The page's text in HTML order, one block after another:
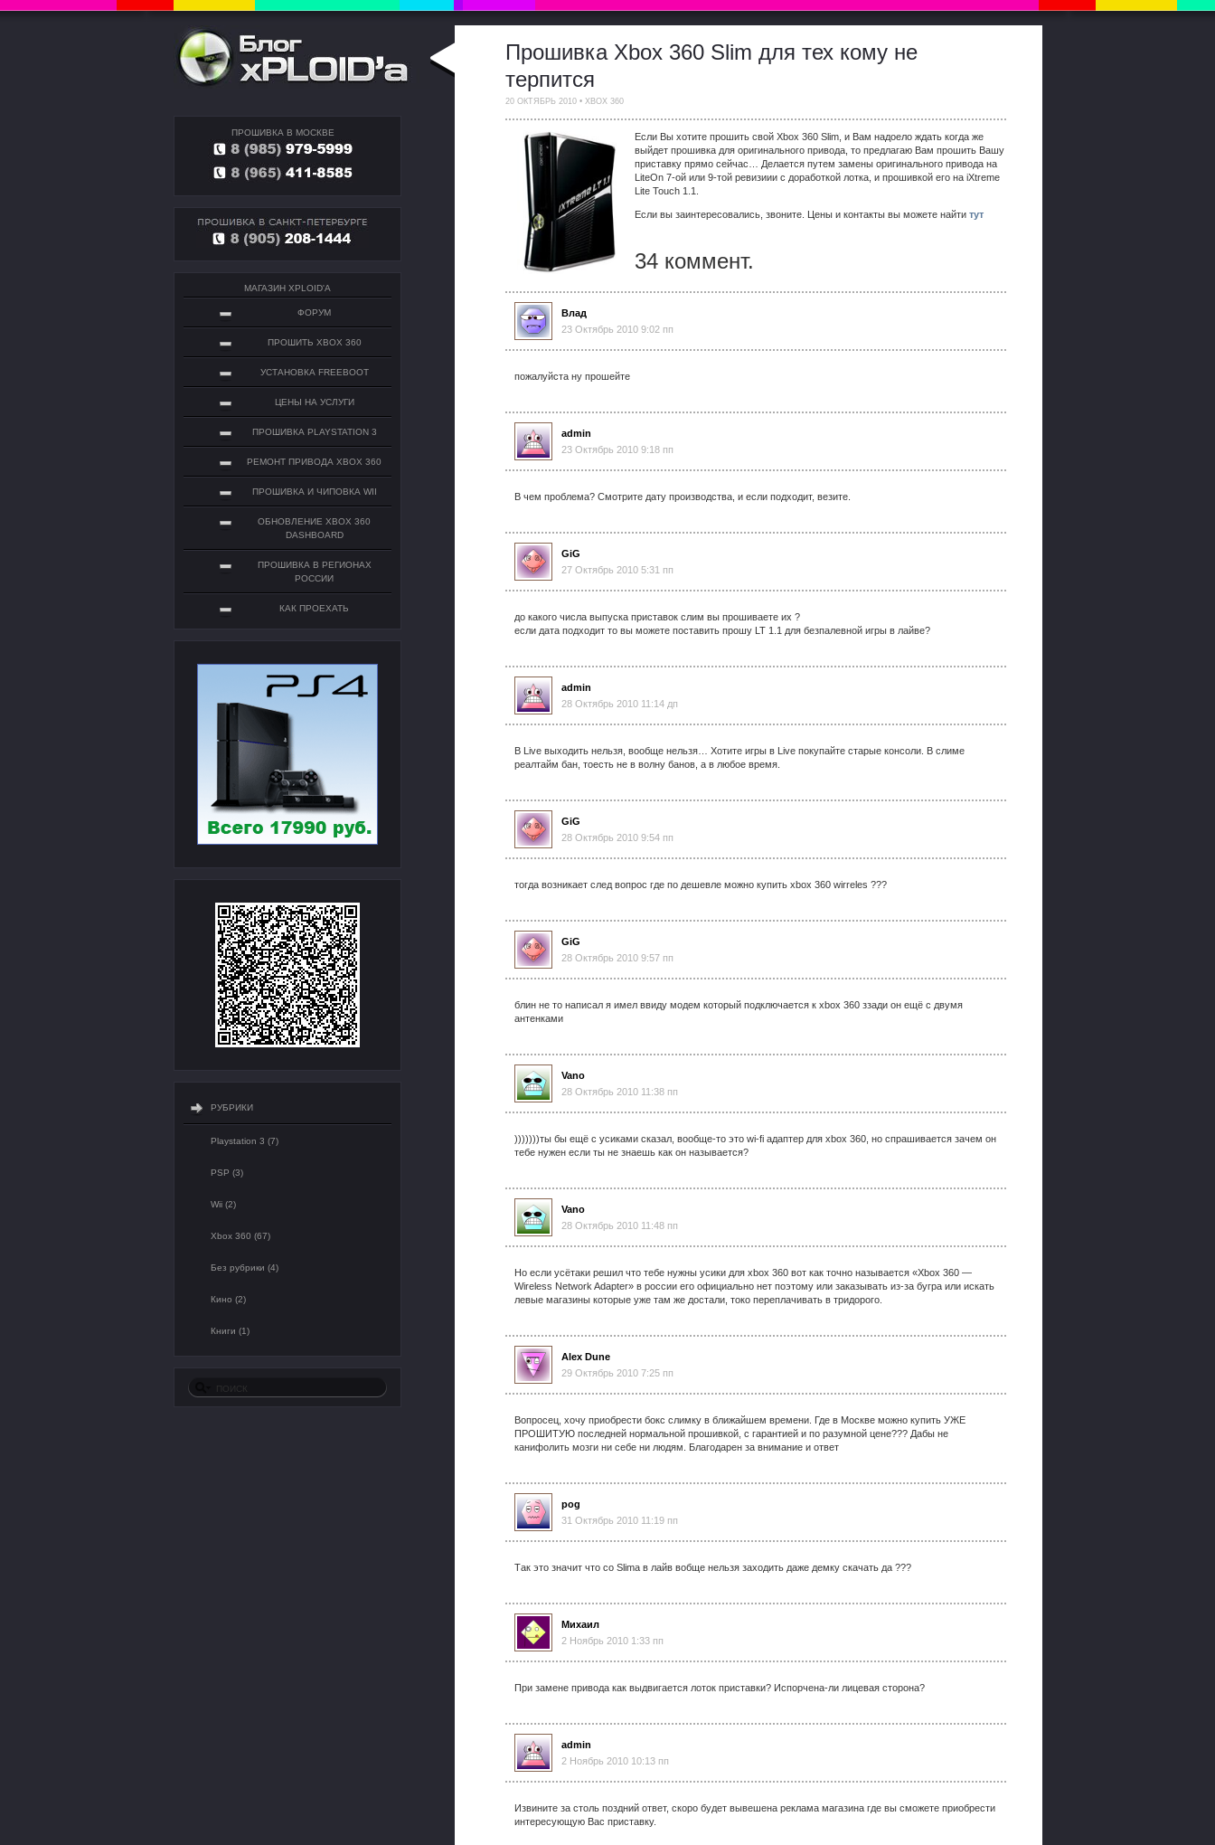
Прошивка Xbox 360 Slim для тех кому не
терпится
20 ОКТЯБРЬ 2010 • XBOX 360
Если Вы хотите прошить свой Xbox 360 Slim, и Вам надоело ждать когда же
выйдет прошивка для оригинального привода, то предлагаю Вам прошить Вашу
приставку прямо сейчас… Делается путем замены оригинального привода на
LiteOn 7-ой или 9-той ревизиии с доработкой лотка, и прошивкой его на iXtreme
Lite Touch 1.1.
Если вы заинтересовались, звоните. Цены и контакты вы можете найти тут
34 коммент.
Влад
23 Октябрь 2010 9:02 пп
пожалуйста ну прошейте
admin
23 Октябрь 2010 9:18 пп
В чем проблема? Смотрите дату производства, и если подходит, везите.
GiG
27 Октябрь 2010 5:31 пп
до какого числа выпуска приставок слим вы прошиваете их ?
если дата подходит то вы можете поставить прошу LT 1.1 для безпалевной игры в лайве?
admin
28 Октябрь 2010 11:14 дп
В Live выходить нельзя, вообще нельзя… Хотите игры в Live покупайте старые консоли. В слиме
реалтайм бан, тоесть не в волну банов, а в любое время.
GiG
28 Октябрь 2010 9:54 пп
тогда возникает след вопрос где по дешевле можно купить xbox 360 wirreles ???
GiG
28 Октябрь 2010 9:57 пп
блин не то написал я имел ввиду модем который подключается к xbox 360 ззади он ещё с двумя
антенками
Vano
28 Октябрь 2010 11:38 пп
)))))))ты бы ещё с усиками сказал, вообще-то это wi-fi адаптер для xbox 360, но спрашивается зачем он
тебе нужен если ты не знаешь как он называется?
Vano
28 Октябрь 2010 11:48 пп
Но если усётаки решил что тебе нужны усики для xbox 360 вот как точно называется «Xbox 360 —
Wireless Network Adapter» в россии его официально нет поэтому или заказывать из-за бугра или искать
левые магазины которые уже там же достали, токо переплачивать в тридорого.
Alex Dune
29 Октябрь 2010 7:25 пп
Вопросец, хочу приобрести бокс слимку в ближайшем времени. Где в Москве можно купить УЖЕ
ПРОШИТУЮ последней нормальной прошивкой, с гарантией и по разумной цене??? Дабы не
канифолить мозги ни себе ни людям. Благодарен за внимание и ответ
pog
31 Октябрь 2010 11:19 пп
Так это значит что со Slima в лайв вобще нельзя заходить даже демку скачать да ???
Михаил
2 Ноябрь 2010 1:33 пп
При замене привода как выдвигается лоток приставки? Испорчена-ли лицевая сторона?
admin
2 Ноябрь 2010 10:13 пп
Извините за столь поздний ответ, скоро будет вывешена реклама магазина где вы сможете приобрести
интересующую Вас приставку.
ПРОШИВКА В МОСКВЕ
МАГАЗИН XPLOID'A
ФОРУМ
ПРОШИТЬ XBOX 360
УСТАНОВКА FREEBOOT
ЦЕНЫ НА УСЛУГИ
ПРОШИВКА PLAYSTATION 3
РЕМОНТ ПРИВОДА XBOX 360
ПРОШИВКА И ЧИПОВКА WII
ОБНОВЛЕНИЕ XBOX 360
DASHBOARD
ПРОШИВКА В РЕГИОНАХ
РОССИИ
КАК ПРОЕХАТЬ
РУБРИКИ
Playstation 3 (7)
PSP (3)
Wii (2)
Xbox 360 (67)
Без рубрики (4)
Кино (2)
Книги (1)